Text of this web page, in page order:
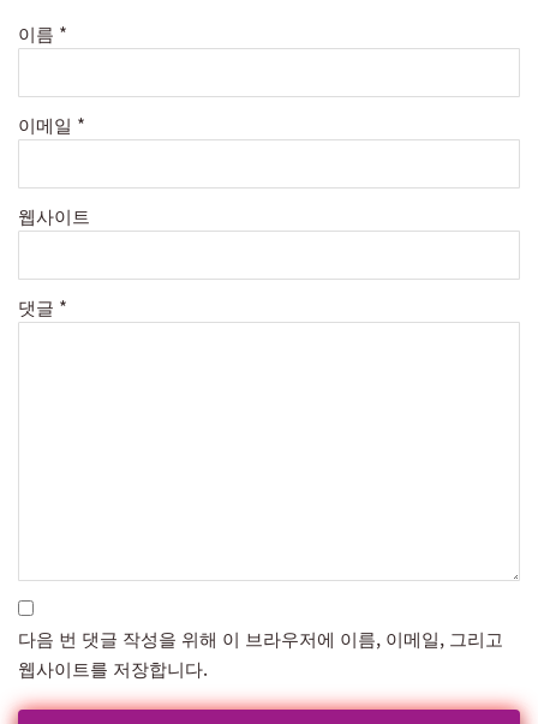
이름 *
이메일 *
웹사이트
댓글 *
다음 번 댓글 작성을 위해 이 브라우저에 이름, 이메일, 그리고
웹사이트를 저장합니다.